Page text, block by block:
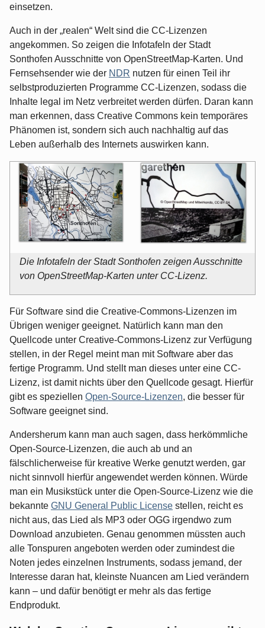
einsetzen.
Auch in der „realen“ Welt sind die CC-Lizenzen
angekommen. So zeigen die Infotafeln der Stadt
Sonthofen Ausschnitte von OpenStreetMap-Karten. Und
Fernsehsender wie der NDR nutzen für einen Teil ihr
selbstproduzierten Programme CC-Lizenzen, sodass die
Inhalte legal im Netz verbreitet werden dürfen. Daran kann
man erkennen, dass Creative Commons kein temporäres
Phänomen ist, sondern sich auch nachhaltig auf das
Leben außerhalb des Internets auswirken kann.
Die Infotafeln der Stadt Sonthofen zeigen Ausschnitte
von OpenStreetMap-Karten unter CC-Lizenz.
Für Software sind die Creative-Commons-Lizenzen im
Übrigen weniger geeignet. Natürlich kann man den
Quellcode unter Creative-Commons-Lizenz zur Verfügung
stellen, in der Regel meint man mit Software aber das
fertige Programm. Und stellt man dieses unter eine CC-
Lizenz, ist damit nichts über den Quellcode gesagt. Hierfür
gibt es speziellen Open-Source-Lizenzen, die besser für
Software geeignet sind.
Andersherum kann man auch sagen, dass herkömmliche
Open-Source-Lizenzen, die auch ab und an
fälschlicherweise für kreative Werke genutzt werden, gar
nicht sinnvoll hierfür angewendet werden können. Würde
man ein Musikstück unter die Open-Source-Lizenz wie die
bekannte GNU General Public License stellen, reicht es
nicht aus, das Lied als MP3 oder OGG irgendwo zum
Download anzubieten. Genau genommen müssten auch
alle Tonspuren angeboten werden oder zumindest die
Noten jedes einzelnen Instruments, sodass jemand, der
Interesse daran hat, kleinste Nuancen am Lied verändern
kann – und dafür benötigt er mehr als das fertige
Endprodukt.